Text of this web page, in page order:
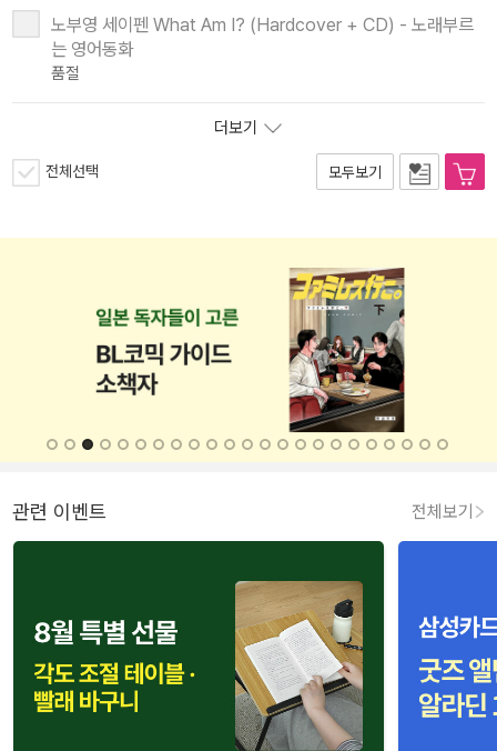
노부영 세이펜 What Am I? (Hardcover + CD) - 노래부르
는 영어동화
품절
더보기
전체선택 모두보기
관련 이벤트 전체보기